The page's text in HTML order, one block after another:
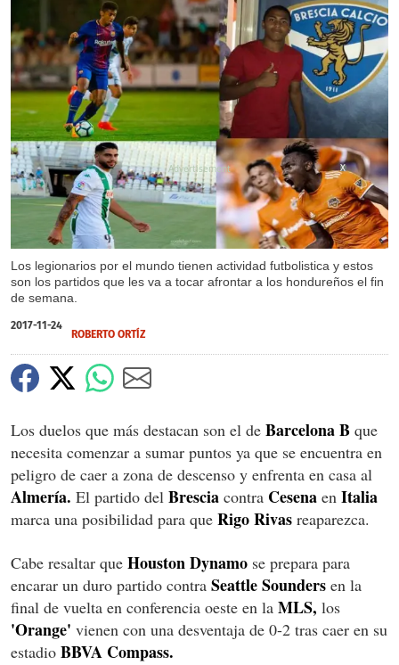
Los legionarios por el mundo tienen actividad futbolistica y estos
son los partidos que les va a tocar afrontar a los hondureños el fin
de semana.
X
2017-11-24
ROBERTO ORTÍZ
Los duelos que más destacan son el de BarcelonaB que
necesita comenzar a sumar puntos ya que se encuentra en
peligro de caer a zona de descenso y enfrenta en casa al
Almería. El partido del Brescia contra Cesena en Italia
marca una posibilidad para que Rigo Rivas reaparezca.
Cabe resaltar que Houston Dynamo se prepara para
encarar un duro partido contra SeattleSounders en la
final de vuelta en conferencia oeste en la MLS, los
'Orange' vienen con una desventaja de 0-2 tras caer en su
estadio BBVA Compass.